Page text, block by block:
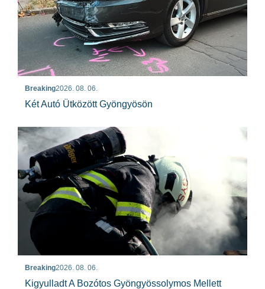
Breaking2026. 08. 06.
Két Autó Ütközött Gyöngyösön
Breaking2026. 08. 06.
Kigyulladt A Bozótos Gyöngyössolymos Mellett